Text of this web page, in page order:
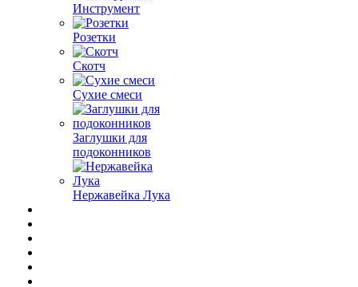
Инструмент
Розетки
Скотч
Сухие смеси
Заглушки для
подоконников
Нержавейка Лука